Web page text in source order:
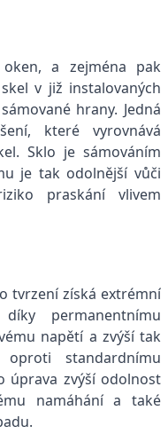
a zejména pak
v již instalovaných
hrany. Jedná
které vyrovnává
Sklo je sámováním
je tak odolnější vůči
praskání vlivem
tvrzení získá extrémní
permanentnímu
napětí a zvýší tak
standardnímu
úprava zvýší odolnost
namáhání a také